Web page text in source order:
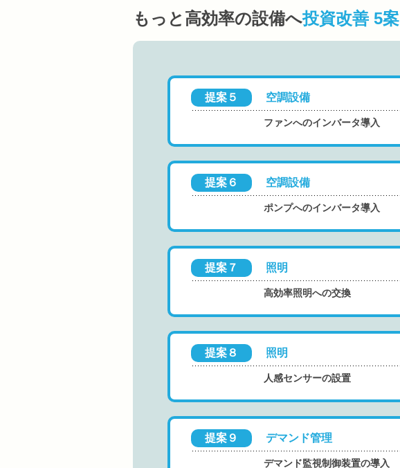
もっと高効率の設備へ投資改善 5案
提案５ 空調設備
ファンへのインバータ導入
提案６ 空調設備
ポンプへのインバータ導入
提案７ 照明
高効率照明への交換
提案８ 照明
人感センサーの設置
提案９ デマンド管理
デマンド監視制御装置の導入